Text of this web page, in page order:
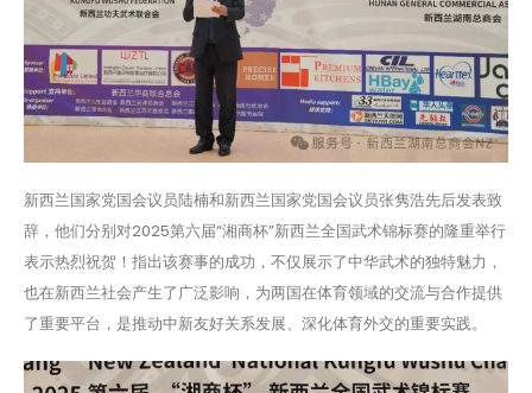
新西兰国家党国会议员陆楠和新西兰国家党国会议员张隽浩先后发表致
辞，他们分别对2025第六届“湘商杯”新西兰全国武术锦标赛的隆重举行
表示热烈祝贺！指出该赛事的成功，不仅展示了中华武术的独特魅力，
也在新西兰社会产生了广泛影响，为两国在体育领域的交流与合作提供
了重要平台，是推动中新友好关系发展、深化体育外交的重要实践。